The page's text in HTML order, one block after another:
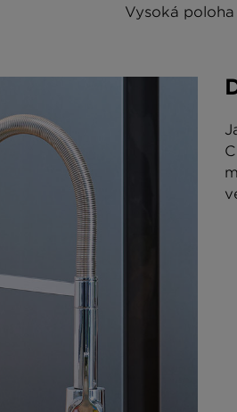
Vysoká